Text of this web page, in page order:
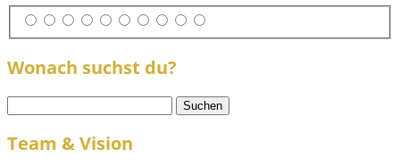
Wonach suchst du?
nach:
Team & Vision